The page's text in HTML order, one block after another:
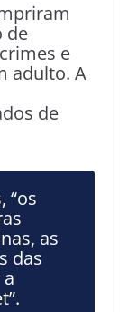
de
e
adulto. A
de
“os
as
das